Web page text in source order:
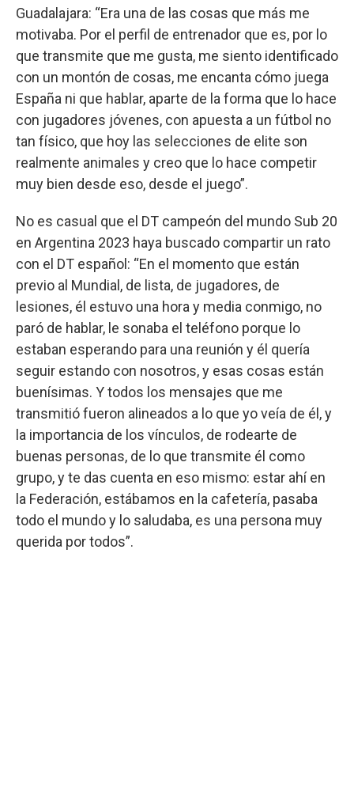
Guadalajara: “Era una de las cosas que más me
motivaba. Por el perfil de entrenador que es, por lo
que transmite que me gusta, me siento identificado
con un montón de cosas, me encanta cómo juega
España ni que hablar, aparte de la forma que lo hace
con jugadores jóvenes, con apuesta a un fútbol no
tan físico, que hoy las selecciones de elite son
realmente animales y creo que lo hace competir
muy bien desde eso, desde el juego”.
No es casual que el DT campeón del mundo Sub 20
en Argentina 2023 haya buscado compartir un rato
con el DT español: “En el momento que están
previo al Mundial, de lista, de jugadores, de
lesiones, él estuvo una hora y media conmigo, no
paró de hablar, le sonaba el teléfono porque lo
estaban esperando para una reunión y él quería
seguir estando con nosotros, y esas cosas están
buenísimas. Y todos los mensajes que me
transmitió fueron alineados a lo que yo veía de él, y
la importancia de los vínculos, de rodearte de
buenas personas, de lo que transmite él como
grupo, y te das cuenta en eso mismo: estar ahí en
la Federación, estábamos en la cafetería, pasaba
todo el mundo y lo saludaba, es una persona muy
querida por todos”.